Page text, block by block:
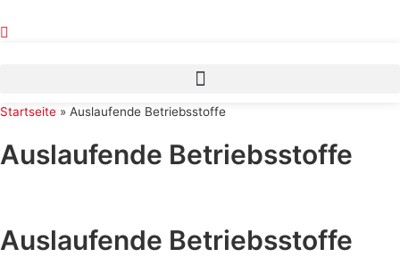
Inhalt
Startseite » Auslaufende Betriebsstoffe
Auslaufende Betriebsstoffe
Auslaufende Betriebsstoffe